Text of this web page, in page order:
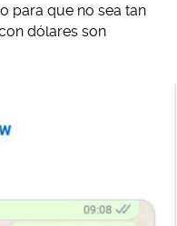
para que no sea tan
dólares son